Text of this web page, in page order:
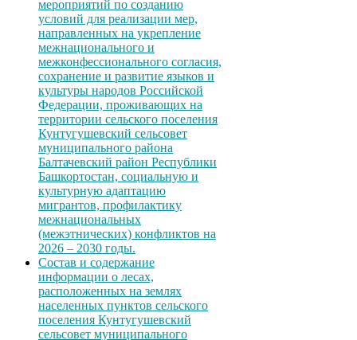
мероприятий по созданию
условий для реализации мер,
направленных на укрепление
межнационального и
межконфессионального согласия,
сохранение и развитие языков и
культуры народов Российской
Федерации, проживающих на
территории сельского поселения
Кунтугушевский сельсовет
муниципального района
Балтачевский район Республики
Башкортостан, социальную и
культурную адаптацию
мигрантов, профилактику
межнациональных
(межэтнических) конфликтов на
2026 – 2030 годы.
Состав и содержание
информации о лесах,
расположенных на землях
населенных пунктов сельского
поселения Кунтугушевский
сельсовет муниципального